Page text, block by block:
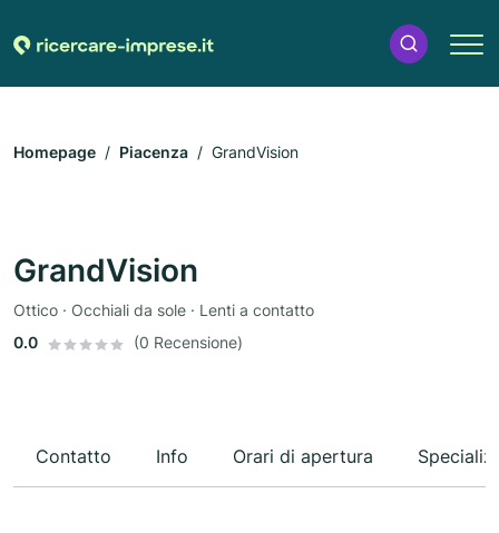
Homepage Piacenza GrandVision
GrandVision
Ottico · Occhiali da sole · Lenti a contatto
0.0
(0 Recensione)
Contatto Info Orari di apertura